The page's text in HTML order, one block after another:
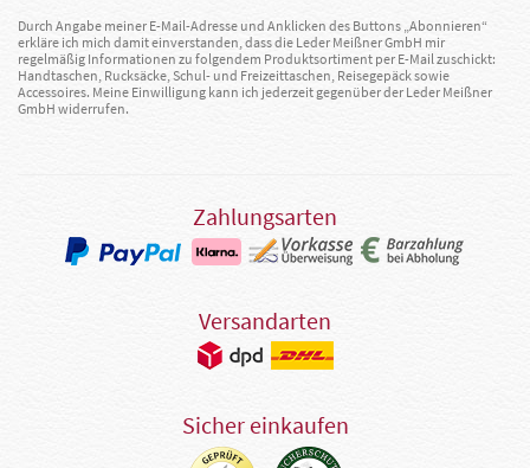
Durch Angabe meiner E-Mail-Adresse und Anklicken des Buttons „Abonnieren“
erkläre ich mich damit einverstanden, dass die Leder Meißner GmbH mir
regelmäßig Informationen zu folgendem Produktsortiment per E-Mail zuschickt:
Handtaschen, Rucksäcke, Schul- und Freizeittaschen, Reisegepäck sowie
Accessoires. Meine Einwilligung kann ich jederzeit gegenüber der Leder Meißner
GmbH widerrufen.
Zahlungsarten
Versandarten
Sicher einkaufen